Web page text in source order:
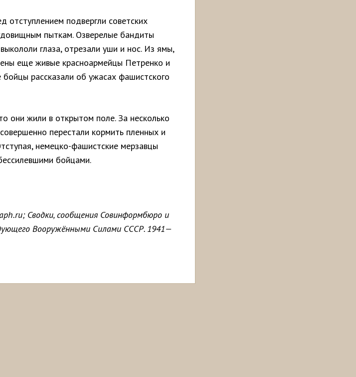
отступлением подвергли советских
пыткам. Озверелые бандиты
глаза, отрезали уши и нос. Из ямы,
еще живые красноармейцы Петренко и
рассказали об ужасах фашистского
они жили в открытом поле. За несколько
перестали кормить пленных и
немецко-фашистские мерзавцы
бойцами.
Сводки, сообщения Совинформбюро и
Вооружёнными Силами СССР. 1941—